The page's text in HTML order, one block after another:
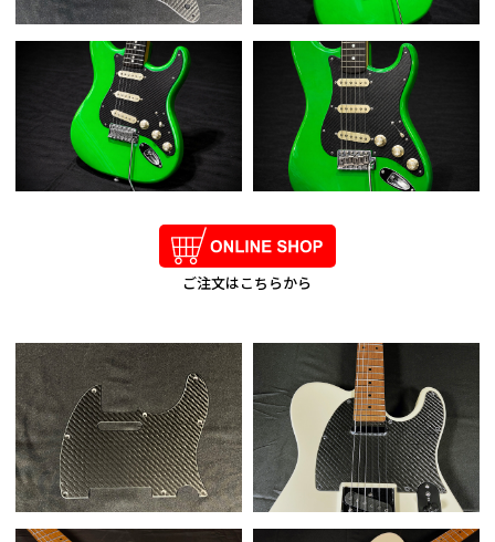
ご注文はこちらから